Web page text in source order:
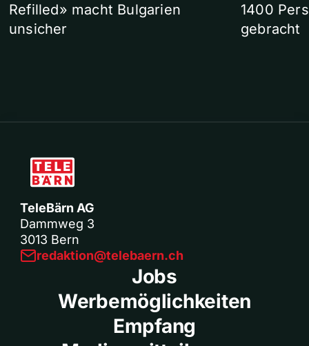
Refilled» macht Bulgarien
unsicher
1400
gebracht
TeleBärn AG
Dammweg 3
3013 Bern
redaktion@telebaern.ch
Jobs
Werbemöglichkeiten
Empfang